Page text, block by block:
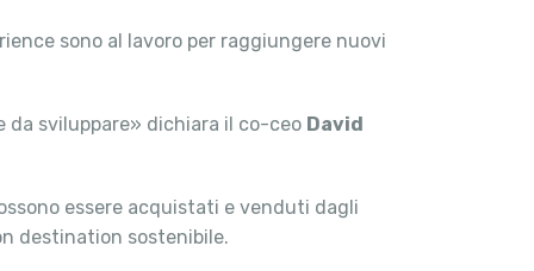
sono al lavoro per raggiungere nuovi
da sviluppare» dichiara il co-ceo David
essere acquistati e venduti dagli
destination sostenibile.